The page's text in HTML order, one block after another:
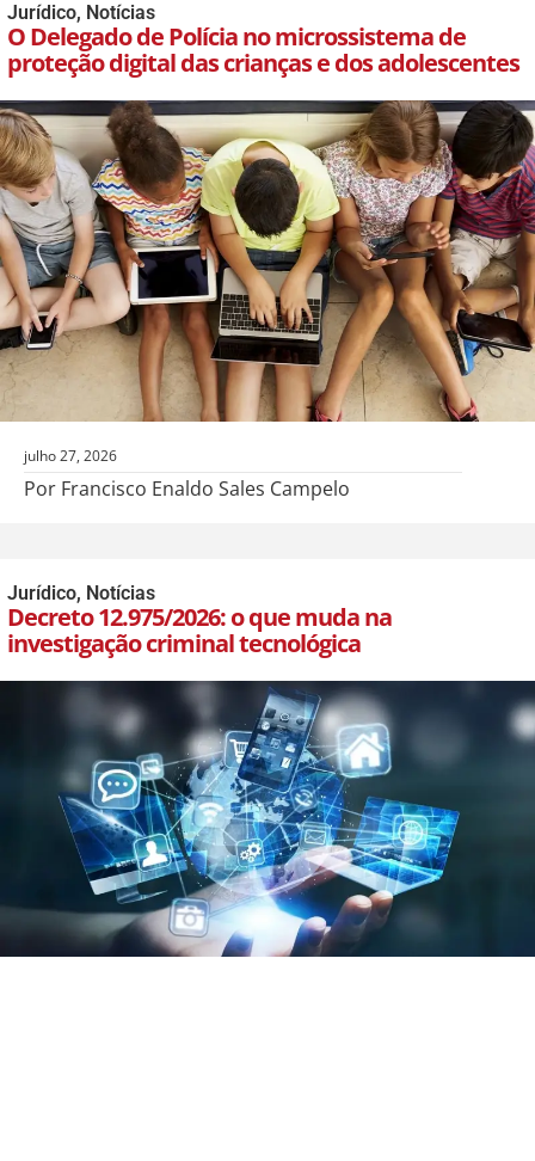
Jurídico, Notícias
O Delegado de Polícia no microssistema de
proteção digital das crianças e dos adolescentes
julho 27, 2026
Por Francisco Enaldo Sales Campelo
Jurídico, Notícias
Decreto 12.975/2026: o que muda na
investigação criminal tecnológica